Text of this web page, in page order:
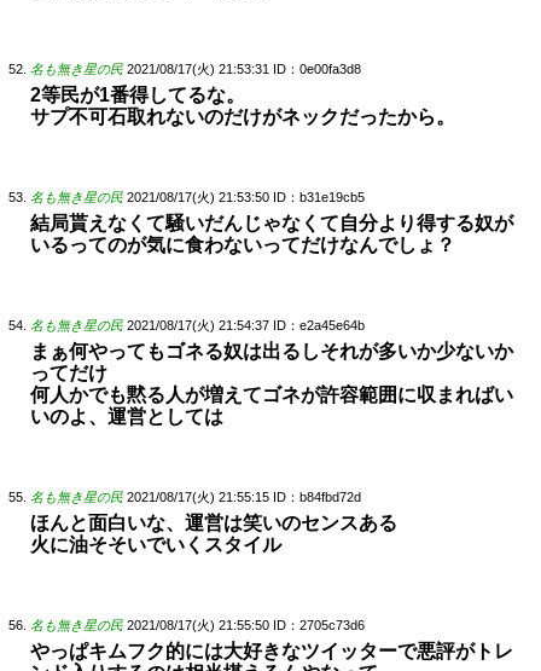
名も無き星の民 2021/08/17(火) 21:53:31 ID：0e00fa3d8
2等民が1番得してるな。
サプ不可石取れないのだけがネックだったから。
名も無き星の民 2021/08/17(火) 21:53:50 ID：b31e19cb5
結局貰えなくて騒いだんじゃなくて自分より得する奴が
いるってのが気に食わないってだけなんでしょ？
名も無き星の民 2021/08/17(火) 21:54:37 ID：e2a45e64b
まぁ何やってもゴネる奴は出るしそれが多いか少ないか
ってだけ
何人かでも黙る人が増えてゴネが許容範囲に収まればい
いのよ、運営としては
名も無き星の民 2021/08/17(火) 21:55:15 ID：b84fbd72d
ほんと面白いな、運営は笑いのセンスある
火に油そそいでいくスタイル
名も無き星の民 2021/08/17(火) 21:55:50 ID：2705c73d6
やっぱキムフク的には大好きなツイッターで悪評がトレ